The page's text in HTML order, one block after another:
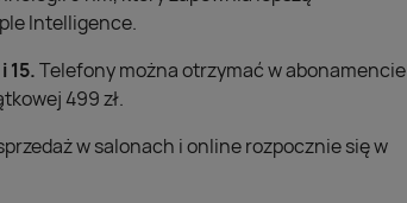
Intelligence.
15.Telefony można otrzymać w abonamencie
499 zł.
w salonach i online rozpocznie się w